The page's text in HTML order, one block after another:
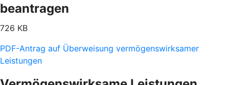
beantragen
726 KB
PDF-Antrag auf Überweisung vermögenswirksamer
Leistungen